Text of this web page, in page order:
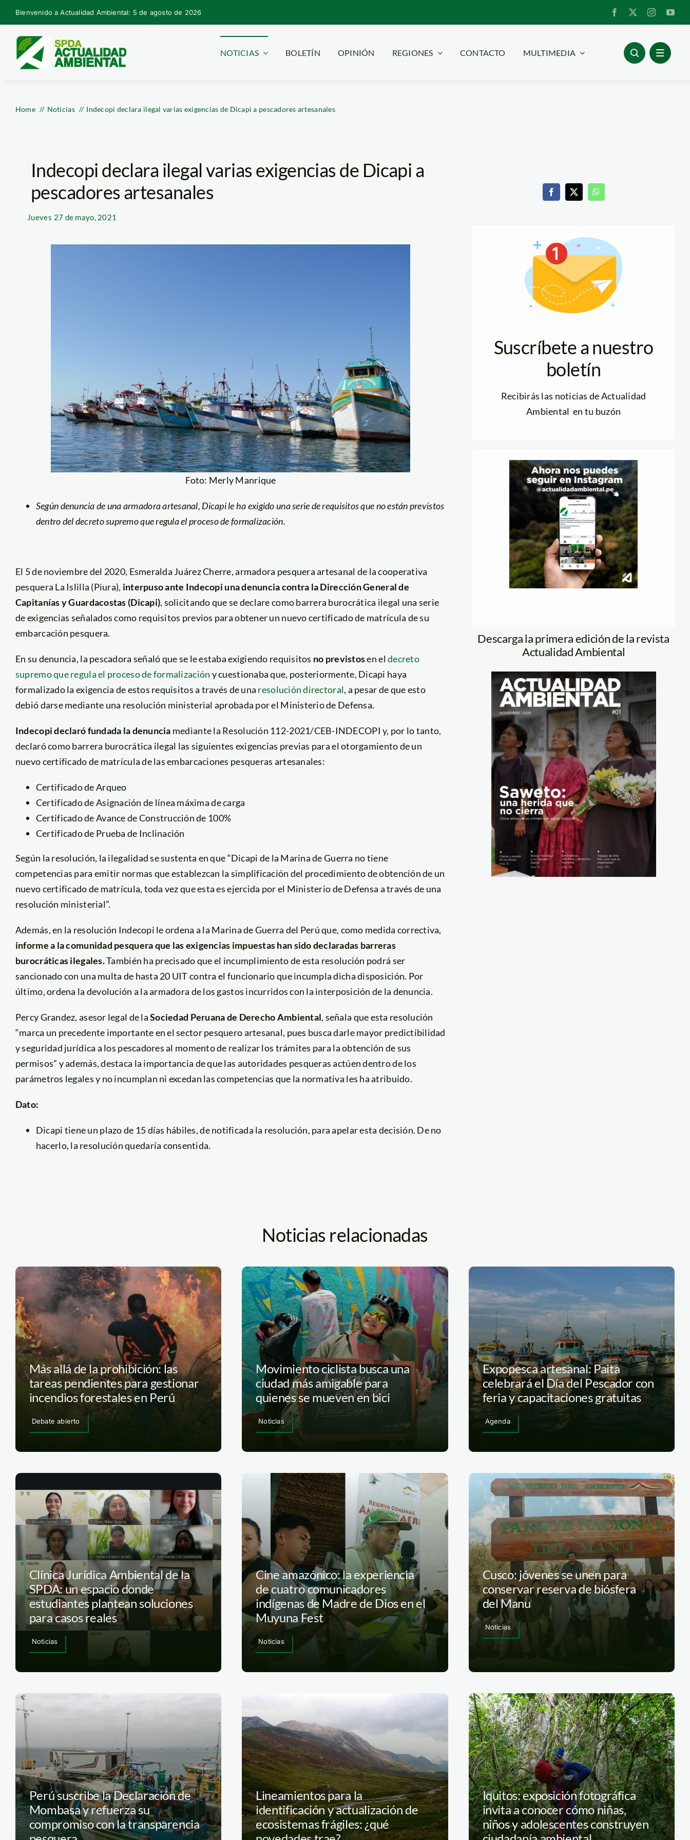
Skip
to
content
Bienvenido a Actualidad Ambiental: 5 de agosto de 2026
NOTICIAS BOLETÍN OPINIÓN REGIONES CONTACTO MULTIMEDIA
Home Noticias Indecopi declara ilegal varias exigencias de Dicapi a pescadores artesanales
Indecopi declara ilegal varias exigencias de Dicapi a
pescadores artesanales
Jueves 27 de mayo, 2021
Foto: Merly Manrique
Según denuncia de una armadora artesanal, Dicapi le ha exigido una serie de requisitos que no están previstos
dentro del decreto supremo que regula el proceso de formalización.
El 5 de noviembre del 2020, Esmeralda Juárez Cherre, armadora pesquera artesanal de la cooperativa
pesquera La Islilla (Piura), interpuso ante Indecopi una denuncia contra la Dirección General de
Capitanías y Guardacostas (Dicapi), solicitando que se declare como barrera burocrática ilegal una serie
de exigencias señalados como requisitos previos para obtener un nuevo certificado de matrícula de su
embarcación pesquera.
En su denuncia, la pescadora señaló que se le estaba exigiendo requisitos no previstosen eldecreto
supremo que regula el proceso de formalización y cuestionaba que, posteriormente, Dicapi haya
formalizado la exigencia de estos requisitos a través de una resolución directoral, a pesar de que esto
debió darse mediante una resolución ministerial aprobada por el Ministerio de Defensa.
Indecopi declaró fundada la denuncia mediante la Resolución 112-2021/CEB-INDECOPI y, por lo tanto,
declaró como barrera burocrática ilegal las siguientes exigencias previas para el otorgamiento de un
nuevo certificado de matrícula de las embarcaciones pesqueras artesanales:
Certificado de Arqueo
Certificado de Asignación de línea máxima de carga
Certificado de Avance de Construcción de 100%
Certificado de Prueba de Inclinación
Según la resolución, la ilegalidad se sustenta en que “Dicapi de la Marina de Guerra no tiene
competencias para emitir normas que establezcan la simplificación del procedimiento de obtención de un
nuevo certificado de matrícula, toda vez que esta es ejercida por el Ministerio de Defensa a través de una
resolución ministerial”.
Además, en la resolución Indecopi le ordena a la Marina de Guerra del Perú que, como medida correctiva,
informe a la comunidad pesquera que las exigencias impuestas han sido declaradas barreras
burocráticas ilegales.También ha precisado que el incumplimiento de esta resolución podrá ser
sancionado con una multa de hasta 20 UIT contra el funcionario que incumpla dicha disposición. Por
último, ordena la devolución a la armadora de los gastos incurridos con la interposición de la denuncia.
Percy Grandez, asesor legal de laSociedad Peruana de Derecho Ambiental, señala que esta resolución
“marca un precedente importante en el sector pesquero artesanal, pues busca darle mayor predictibilidad
y seguridad jurídica a los pescadores al momento de realizar los trámites para la obtención de sus
permisos” y además, destaca la importancia de que las autoridades pesqueras actúen dentro de los
parámetros legales y no incumplan ni excedan las competencias que la normativa les ha atribuido.
Dato:
Dicapi tiene un plazo de 15 días hábiles, de notificada la resolución, para apelar esta decisión. De no
hacerlo, la resolución quedaría consentida.
Suscríbete a nuestro
boletín
Recibirás las noticias de Actualidad
Ambiental en tu buzón
Descarga la primera edición de la revista
Actualidad Ambiental
Noticias relacionadas
Más allá de la prohibición: las
tareas pendientes para gestionar
incendios forestales en Perú
Debate abierto
Movimiento ciclista busca una
ciudad más amigable para
quienes se mueven en bici
Noticias
Expopesca artesanal: Paita
celebrará el Día del Pescador con
feria y capacitaciones gratuitas
Agenda
Clínica Jurídica Ambiental de la
SPDA: un espacio donde
estudiantes plantean soluciones
para casos reales
Noticias
Cine amazónico: la experiencia
de cuatro comunicadores
indígenas de Madre de Dios en el
Muyuna Fest
Noticias
Cusco: jóvenes se unen para
conservar reserva de biósfera
del Manu
Noticias
Perú suscribe la Declaración de
Mombasa y refuerza su
compromiso con la transparencia
Lineamientos para la
identificación y actualización de
ecosistemas frágiles: ¿qué
Iquitos: exposición fotográfica
invita a conocer cómo niñas,
niños y adolescentes construyen